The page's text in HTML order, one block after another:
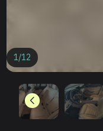
1/12